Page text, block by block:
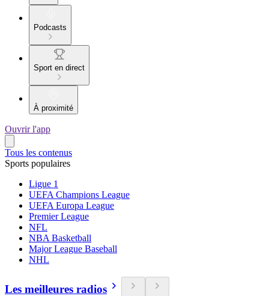
Podcasts
Sport en direct
À proximité
Ouvrir l'app
Tous les contenus
Sports populaires
Ligue 1
UEFA Champions League
UEFA Europa League
Premier League
NFL
NBA Basketball
Major League Baseball
NHL
Les meilleures radios